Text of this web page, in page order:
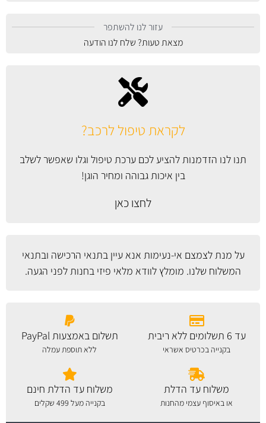
לקראת טיפול לרכב?
תנו לנו הזדמנות להציע לכם ערכת טיפול וגלו שאפשר לשלב
בין איכות גבוהה ומחיר הוגן!
לחצו כאן
על מנת לצמצם אי-נעימות אנא עייןבתנאי הרכישה ובתנאי
המשלוח שלנו. מומלץ לוודא מלאי פיזי בחנות לפני הגעה.
עזור לנו להשתפר
מצאת טעות? שלח לנו הודעה
עד 6 תשלומים ללא ריבית
בקנייה בכרטיס אשראי
תשלום באמצעות PayPal
ללא תוספת עמלה
משלוח עד הדלת
או באיסוף עצמי מהחנות
משלוח עד הדלת חינם
בקנייה מעל 499 שקלים